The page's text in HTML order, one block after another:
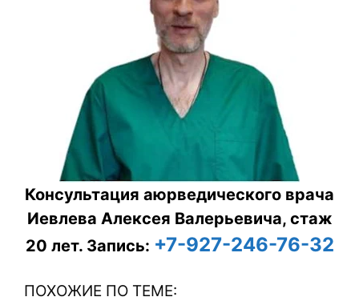
Консультация аюрведического врача
Иевлева Алексея Валерьевича, стаж
20 лет. Запись: +7-927-246-76-32
ПОХОЖИЕ ПО ТЕМЕ: